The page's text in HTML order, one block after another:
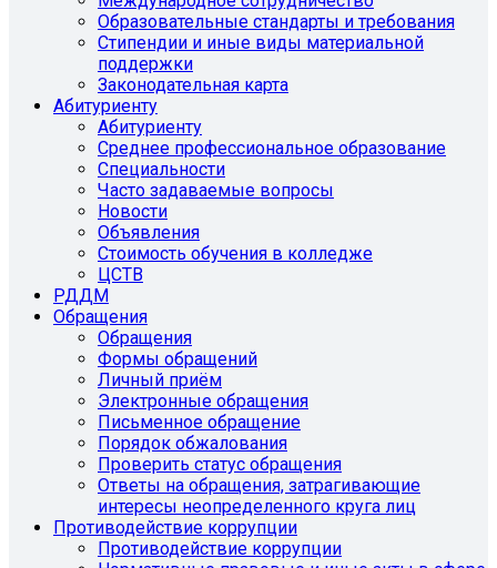
Образовательные стандарты и требования
Стипендии и иные виды материальной
поддержки
Законодательная карта
Абитуриенту
Абитуриенту
Среднее профессиональное образование
Специальности
Часто задаваемые вопросы
Новости
Объявления
Стоимость обучения в колледже
ЦСТВ
РДДМ
Обращения
Обращения
Формы обращений
Личный приём
Электронные обращения
Письменное обращение
Порядок обжалования
Проверить статус обращения
Ответы на обращения, затрагивающие
интересы неопределенного круга лиц
Противодействие коррупции
Противодействие коррупции